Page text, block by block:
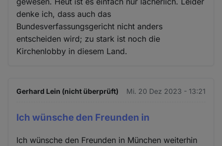
denke ich, dass auch das
Bundesverfassungsgericht nicht anders
entscheiden wird; zu stark ist noch die
Kirchenlobby in diesem Land.
Gerhard Lein (nicht überprüft) Mi. 20 Dez 2023 - 13:21
Ich wünsche den Freunden in
Ich wünsche den Freunden in München weiterhin